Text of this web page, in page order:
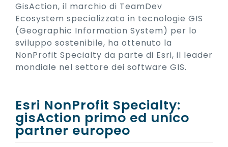
GisAction, il marchio di TeamDev
Ecosystem specializzato in tecnologie GIS
(Geographic Information System) per lo
sviluppo sostenibile, ha ottenuto la
NonProfit Specialty da parte di Esri, il leader
mondiale nel settore dei software GIS.
Esri NonProfit Specialty:
gisAction primo ed unico
partner europeo